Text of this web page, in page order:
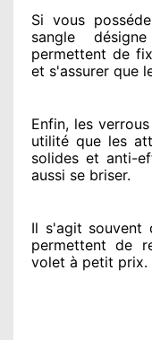
Si vous
sangle désigne
permettent de
et s'assurer que
Enfin, les
utilité que les
solides et anti-
aussi se briser.
Il s'agit souvent
permettent de
volet à petit prix.